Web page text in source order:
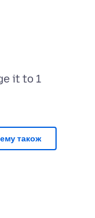
it to 1
також